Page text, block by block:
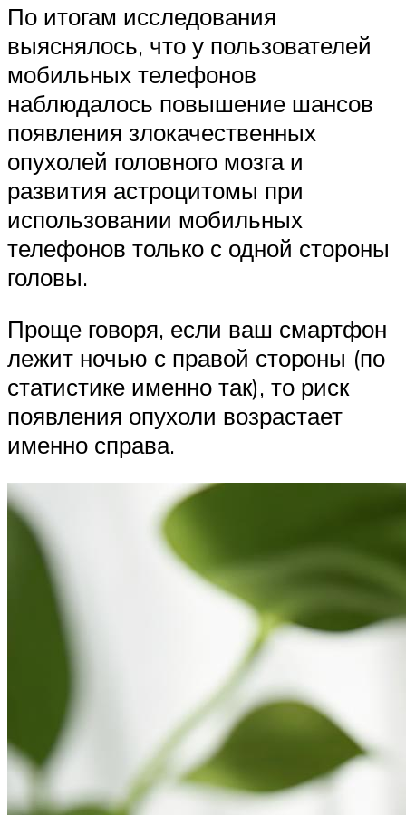
По итогам исследования
выяснялось, что у пользователей
мобильных телефонов
наблюдалось повышение шансов
появления злокачественных
опухолей головного мозга и
развития астроцитомы при
использовании мобильных
телефонов только с одной стороны
головы.
Проще говоря, если ваш смартфон
лежит ночью с правой стороны (по
статистике именно так), то риск
появления опухоли возрастает
именно справа.